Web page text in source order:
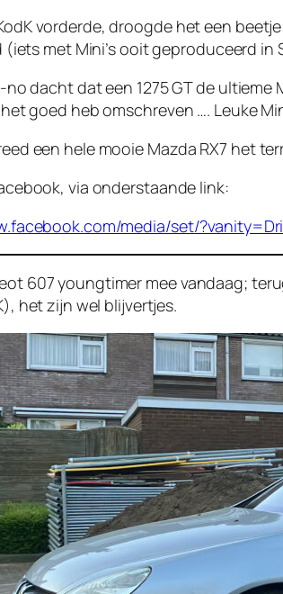
vorderde, droogde het een
met Mini’s ooit geproduceerd in
no dacht dat een 1275 GT de
goed heb omschreven …. Leuke
een hele mooie Mazda RX7 het
via onderstaande link:
media/set/
607 youngtimer mee vandaag;
het zijn wel blijvertjes.